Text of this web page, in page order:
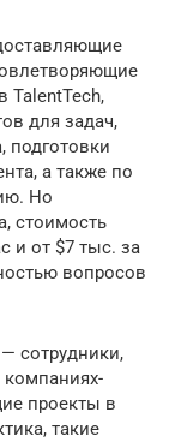
TalentTech,
для задач,
подготовки
а также по
Но
стоимость
и от $7 тыс. за
вопросов
сотрудники,
проекты в
такие